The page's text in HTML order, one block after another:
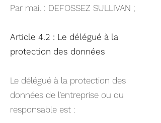
Par mail : DEFOSSEZ SULLIVAN ;
Article 4.2 : Le délégué à la
protection des données
Le délégué à la protection des
données de l’entreprise ou du
responsable est :